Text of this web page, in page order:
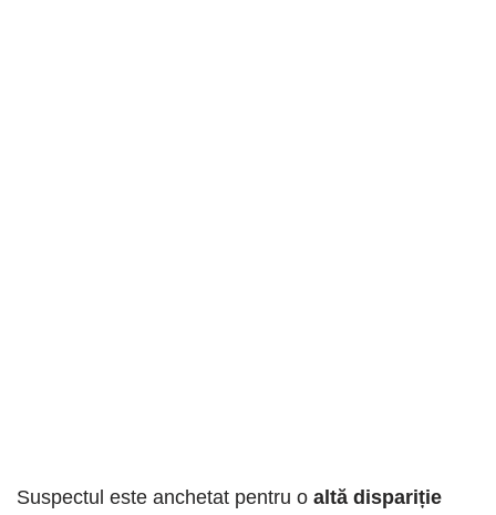
Suspectul este anchetat pentru o altă dispariție